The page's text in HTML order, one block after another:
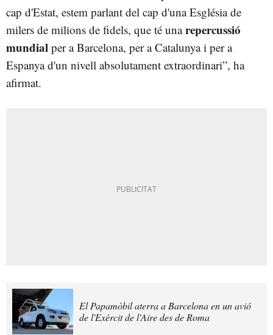
cap d'Estat, estem parlant del cap d'una Església de
milers de milions de fidels, que té unarepercussió
mundial per a Barcelona, per a Catalunya i per a
Espanya d'un nivell absolutament extraordinari”, ha
afirmat.
El Papamòbil aterra a Barcelona en un avió
de l'Exèrcit de l'Aire des de Roma